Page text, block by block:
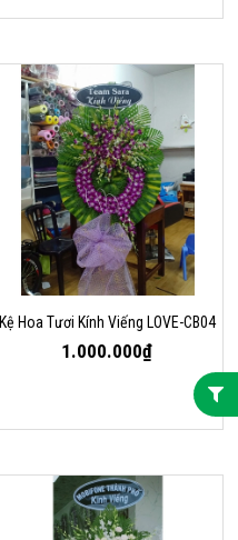
Kệ Hoa Tươi Kính Viếng LOVE-CB04
1.000.000₫